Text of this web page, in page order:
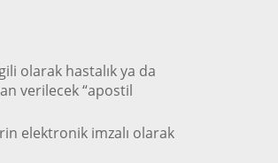
olarak hastalık ya da
verilecek “apostil
elektronik imzalı olarak